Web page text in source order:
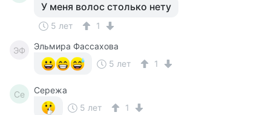
У меня волос столько нету
5 лет 1
ЭФ
Эльмира Фассахова
5 лет
1
Се
Сережа
5 лет
1